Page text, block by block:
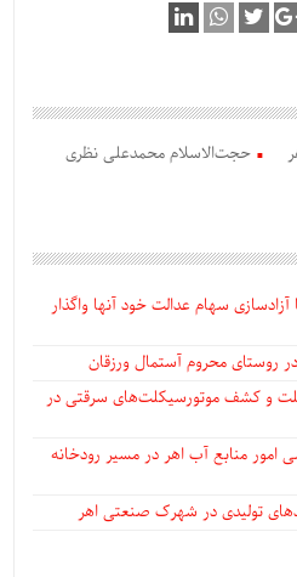
حجت‌الاسلام محمدعلی نظری
سهام عدالت خود آنها واگذار
روستای محروم آستمال ورزقان
و کشف موتورسیکلت‌های سرقتی در
امور منابع آب اهر در مسیر رودخانه
تولیدی در شهرک صنعتی اهر